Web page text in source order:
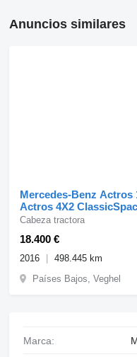
Anuncios similares
Mercedes-Benz Actros
Actros 4X2
Retarder Navi
18.400 €
Cabeza tractora
2016
498.445 km
Países Bajos, Veghel
Marca: